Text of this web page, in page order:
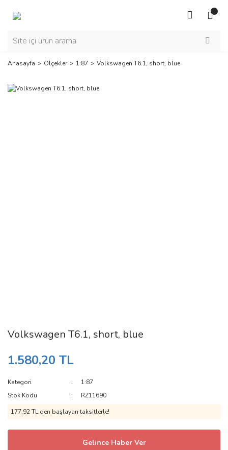
Anasayfa Ölçekler 1:87 Volkswagen T6.1, short, blue
Volkswagen T6.1, short, blue
1.580,20 TL
Kategori
1:87
Stok Kodu
RZ11690
177,92 TL den başlayan taksitlerle!
Gelince Haber Ver